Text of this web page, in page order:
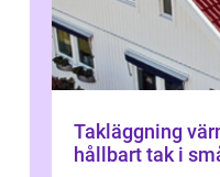
Takläggning värnamo så
hållbart tak i